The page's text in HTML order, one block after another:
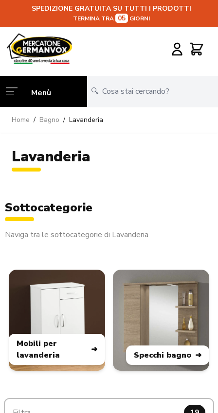
SPEDIZIONE GRATUITA SU TUTTI I PRODOTTI
TERMINA TRA 05 GIORNI
Salta al contenuto
Carrello
Menù
Home / Bagno / Lavanderia
Lavanderia
Sottocategorie
Naviga tra le sottocategorie di Lavanderia
Mobili per
lavanderia
Specchi bagno